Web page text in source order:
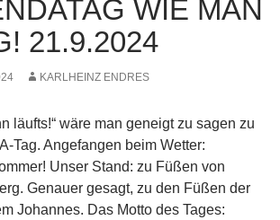
WIE MAN
21.9.2024
KARLHEINZ ENDRES
läufts!“ wäre man geneigt zu sagen zu
Tag. Angefangen beim Wetter:
Unser Stand: zu Füßen von
Genauer gesagt, zu den Füßen der
Johannes. Das Motto des Tages: